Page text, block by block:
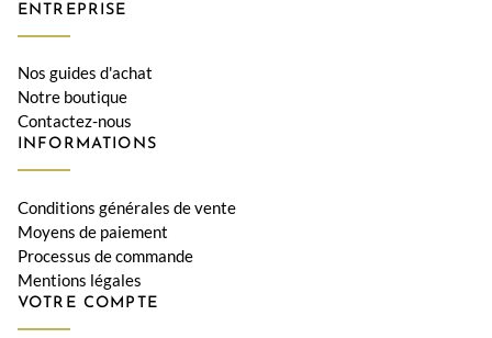
ENTREPRISE
Nos guides d'achat
Notre boutique
Contactez-nous
INFORMATIONS
Conditions générales de vente
Moyens de paiement
Processus de commande
Mentions légales
VOTRE COMPTE